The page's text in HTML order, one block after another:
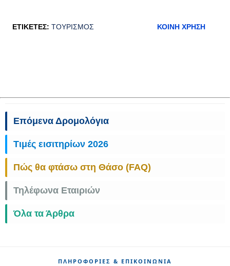
ΕΤΙΚΈΤΕΣ: ΤΟΥΡΙΣΜΌΣ ΚΟΙΝΉ ΧΡΉΣΗ
Επόμενα Δρομολόγια
Τιμές εισιτηρίων 2026
Πώς θα φτάσω στη Θάσο (FAQ)
Τηλέφωνα Εταιριών
Όλα τα Άρθρα
ΠΛΗΡΟΦΟΡΊΕΣ & ΕΠΙΚΟΙΝΩΝΊΑ